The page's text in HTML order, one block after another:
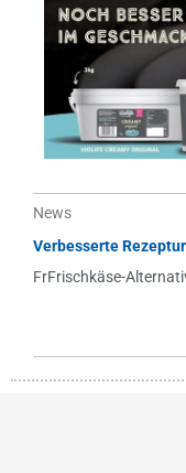
News
Verbesserte Rezeptur
FrFrischkäse-